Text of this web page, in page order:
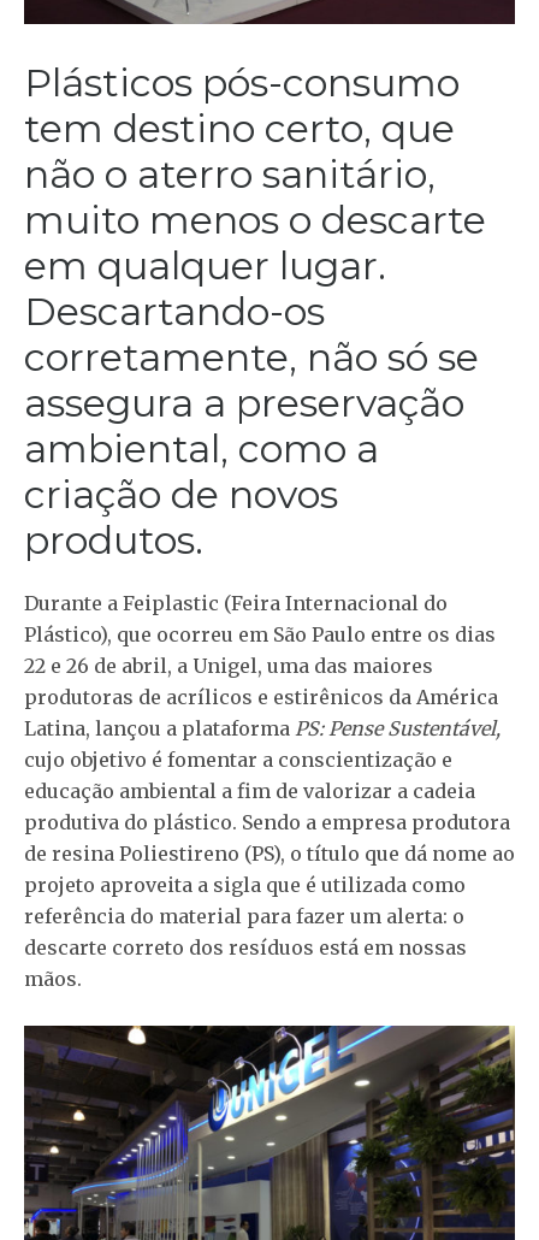
Plásticos pós-consumo
tem destino certo, que
não o aterro sanitário,
muito menos o descarte
em qualquer lugar.
Descartando-os
corretamente, não só se
assegura a preservação
ambiental, como a
criação de novos
produtos.
Durante a Feiplastic (Feira Internacional do
Plástico), que ocorreu em São Paulo entre os dias
22 e 26 de abril, a Unigel, uma das maiores
produtoras de acrílicos e estirênicos da América
Latina, lançou a plataforma PS: Pense Sustentável,
cujo objetivo é fomentar a conscientização e
educação ambiental a fim de valorizar a cadeia
produtiva do plástico. Sendo a empresa produtora
de resina Poliestireno (PS), o título que dá nome ao
projeto aproveita a sigla que é utilizada como
referência do material para fazer um alerta: o
descarte correto dos resíduos está em nossas
mãos.